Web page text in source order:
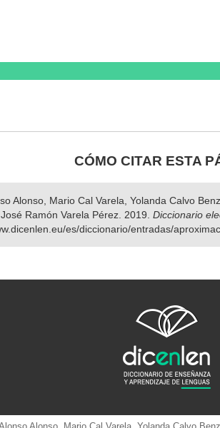
CÓMO CITAR ESTA
Alonso, Mario Cal Varela, Yolanda Calvo
Ramón Varela Pérez. 2019. Diccionario
es/diccionario/entradas/